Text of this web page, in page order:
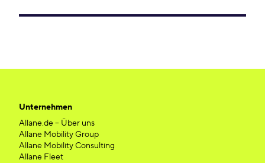
Unternehmen
Allane.de – Über uns
Allane Mobility Group
Allane Mobility Consulting
Allane Fleet